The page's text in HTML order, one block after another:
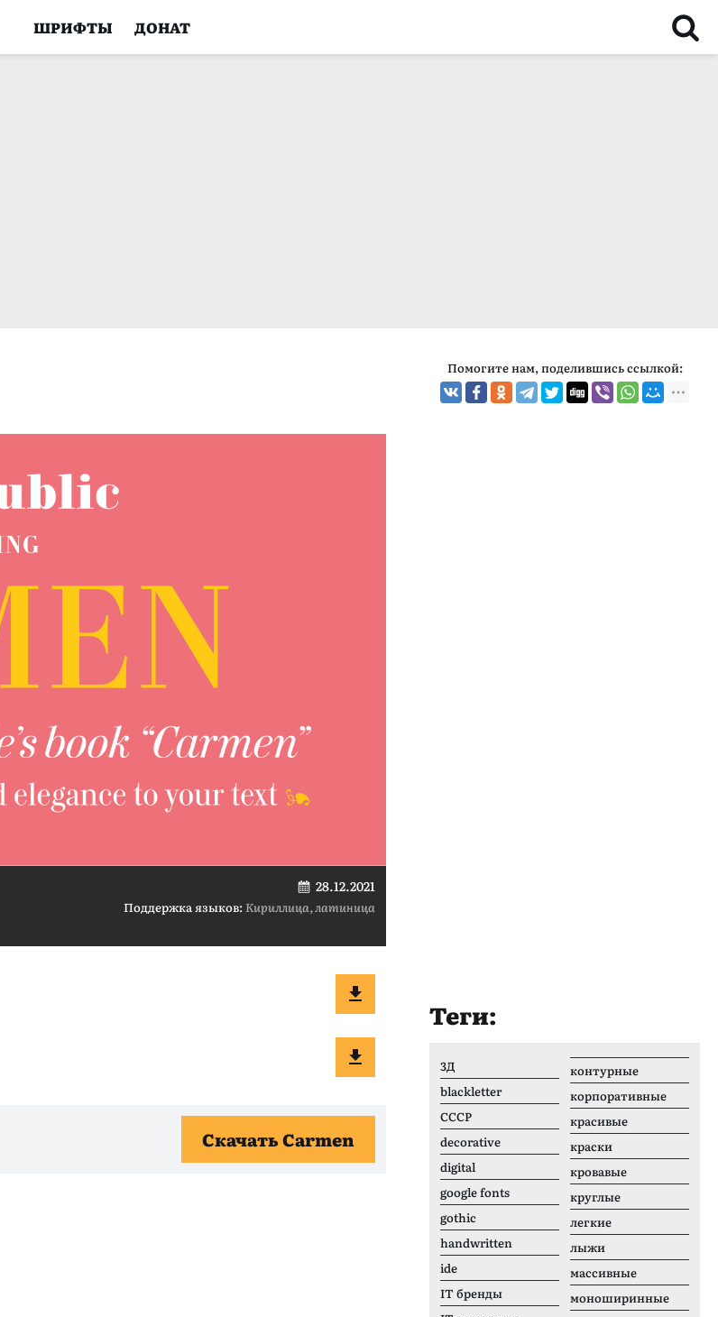
ШРИФТЫ ДОНАТ
Помогите нам, поделившись ссылкой:
28.12.2021
Поддержка языков:Кириллица, латиница
Скачать Carmen
Теги:
3Д
blackletter
CCCР
decorative
digital
google fonts
gothic
handwritten
ide
IT бренды
контурные
корпоративные
красивые
краски
кровавые
круглые
легкие
лыжи
массивные
моноширинные